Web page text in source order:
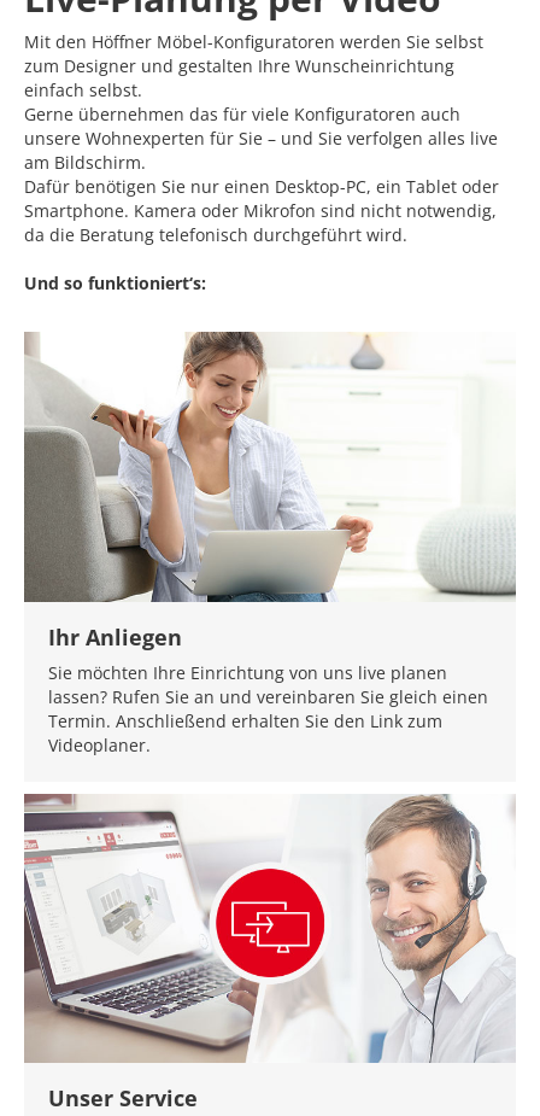
Mit den Höffner Möbel-Konfiguratoren werden Sie selbst
zum Designer und gestalten Ihre Wunscheinrichtung
einfach selbst.
Gerne übernehmen das für viele Konfiguratoren auch
unsere Wohnexperten für Sie – und Sie verfolgen alles live
am Bildschirm.
Dafür benötigen Sie nur einen Desktop-PC, ein Tablet oder
Smartphone. Kamera oder Mikrofon sind nicht notwendig,
da die Beratung telefonisch durchgeführt wird.
Und so funktioniert‘s:
Ihr Anliegen
Sie möchten Ihre Einrichtung von uns live planen
lassen? Rufen Sie an und vereinbaren Sie gleich einen
Termin. Anschließend erhalten Sie den Link zum
Videoplaner.
Unser Service